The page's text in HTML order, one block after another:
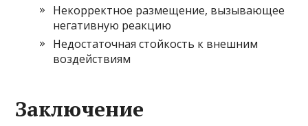
Некорректное размещение, вызывающее
негативную реакцию
Недостаточная стойкость к внешним
воздействиям
Заключение